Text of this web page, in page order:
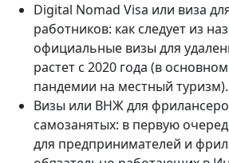
Digital Nomad Visa или виза
работников: как следует из
официальные визы для
растет с 2020 года (в
пандемии на местный туризм).
Визы или ВНЖ для
самозанятых: в первую
для предпринимателей и